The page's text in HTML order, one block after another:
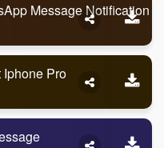
Message Notification
Pro